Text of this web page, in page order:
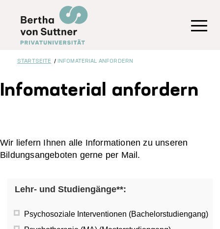
Inhalt
STARTSEITE INFOMATERIAL ANFORDERN
Infomaterial anfordern
Wir liefern Ihnen alle Informationen zu unseren
Bildungsangeboten gerne per Mail.
Lehr- und Studiengänge**:
Psychosoziale Interventionen (Bachelorstudiengang)